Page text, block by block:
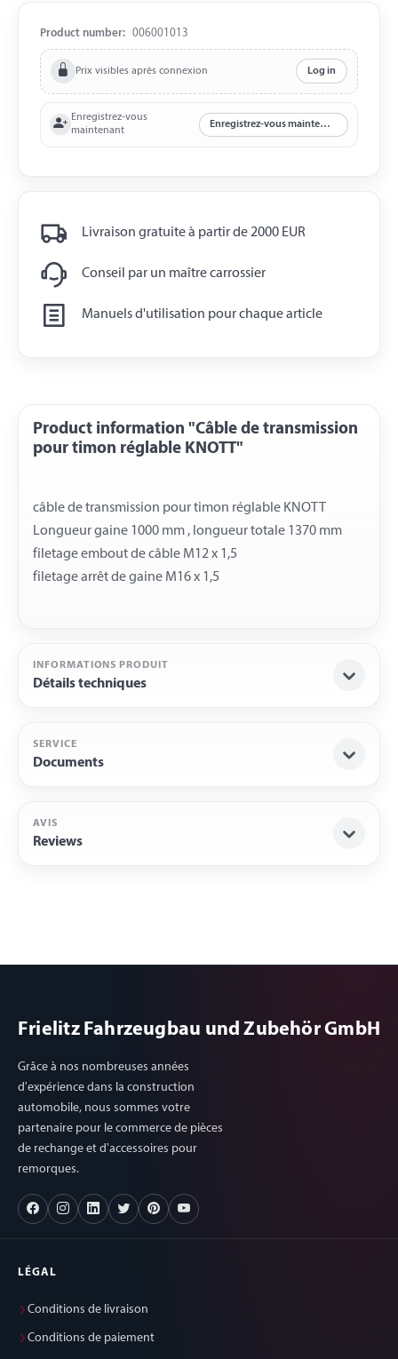
Product number: 006001013
Prix visibles après connexion Log in
Enregistrez-vous
maintenant
Enregistrez-vous maintenant
Livraison gratuite à partir de 2000 EUR
Conseil par un maître carrossier
Manuels d'utilisation pour chaque article
Product information "Câble de transmission
pour timon réglable KNOTT"
câble de transmission pour timon réglable KNOTT
Longueur gaine 1000 mm , longueur totale 1370 mm
filetage embout de câble M12 x 1,5
INFORMATIONS PRODUIT
Détails techniques
SERVICE
Documents
AVIS
Reviews
Frielitz Fahrzeugbau und Zubehör GmbH
Grâce à nos nombreuses années
d'expérience dans la construction
automobile, nous sommes votre
partenaire pour le commerce de pièces
de rechange et d'accessoires pour
remorques.
LÉGAL
Conditions de livraison
Conditions de paiement